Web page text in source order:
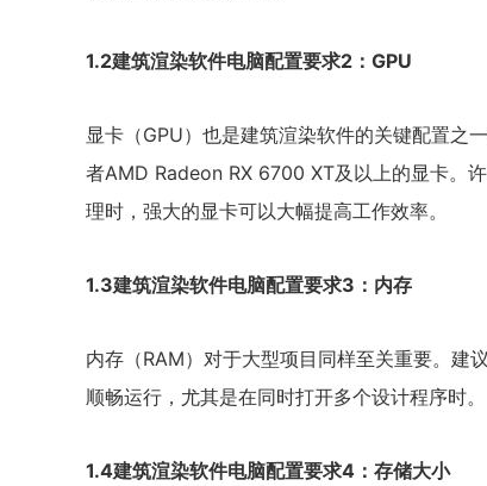
1.2建筑渲染软件电脑配置要求2：GPU
显卡（GPU）也是建筑渲染软件的关键配置
者AMD Radeon RX 6700 XT及以上的显卡。
理时，强大的显卡可以大幅提高工作效率。
1.3建筑渲染软件电脑配置要求3：内存
内存（RAM）对于大型项目同样至关重要。建
顺畅运行，尤其是在同时打开多个设计程序时。
1.4建筑渲染软件电脑配置要求4：存储大小